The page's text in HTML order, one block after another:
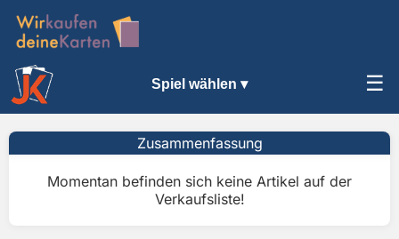
Spiel wählen ▾ ☰
Zusammenfassung
Momentan befinden sich keine Artikel auf der
Verkaufsliste!